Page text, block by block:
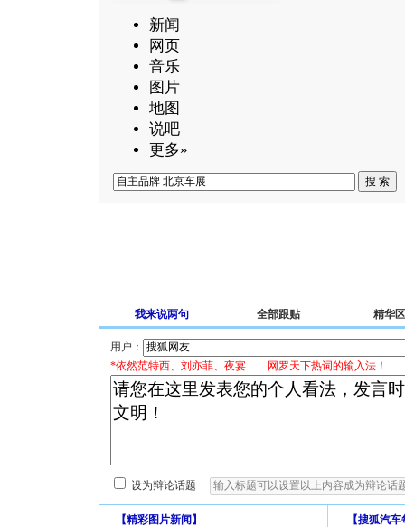
新闻
网页
音乐
图片
地图
说吧
更多»
我来说两句 全部跟贴 精华区
用户：
*依然范特西、刘亦菲、夜宴……网罗天下热词的输入法！
设为辩论话题
【精彩图片新闻 】 【搜狐汽车